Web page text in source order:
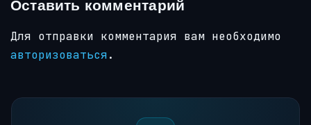
Оставить комментарий
Для отправки комментария вам необходимо
авторизоваться.